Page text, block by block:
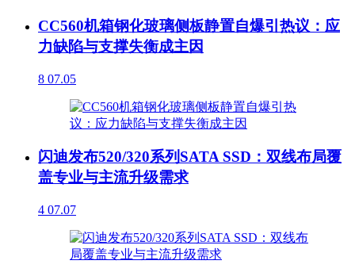
CC560机箱钢化玻璃侧板静置自爆引热议：应
力缺陷与支撑失衡成主因
8 07.05
闪迪发布520/320系列SATA SSD：双线布局覆
盖专业与主流升级需求
4 07.07